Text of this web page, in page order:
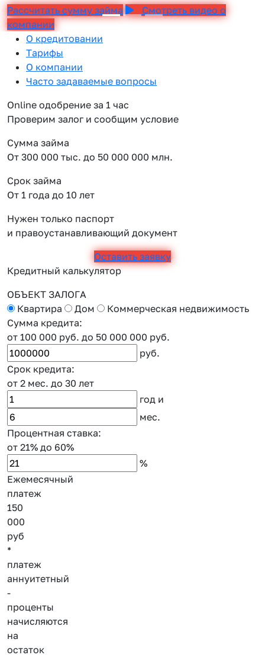
Рассчитать сумму займа
Смотреть видео о
компании
О кредитовании
Тарифы
О компании
Часто задаваемые вопросы
Online одобрение за 1 час
Проверим залог и сообщим условие
Сумма займа
От 300 000 тыс. до 50 000 000 млн.
Срок займа
От 1 года до 10 лет
Нужен только паспорт
и правоустанавливающий документ
Оставить заявку
Кредитный калькулятор
ОБЪЕКТ ЗАЛОГА
Квартира
Дом
Коммерческая недвижимость
Сумма кредита:
от 100 000 руб. до 50 000 000 руб.
руб.
Срок кредита:
от 2 мес. до 30 лет
год и
мес.
Процентная ставка:
от 21% до 60%
%
Ежемесячный
платеж
150
000
руб
*
платеж
аннуитетный
-
проценты
начисляются
на
остаток